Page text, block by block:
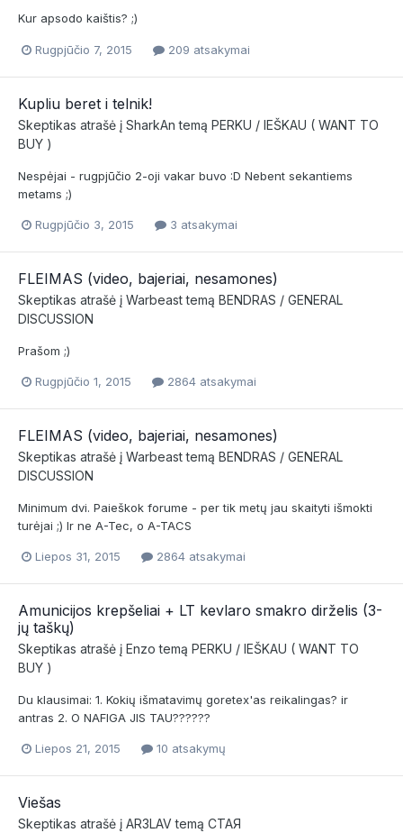
Kur apsodo kaištis? ;)
Rugpjūčio 7, 2015 209 atsakymai
Kupliu beret i telnik!
Skeptikas atrašė į SharkAn temą PERKU / IEŠKAU ( WANT TO
BUY )
Nespėjai - rugpjūčio 2-oji vakar buvo :D Nebent sekantiems
metams ;)
Rugpjūčio 3, 2015 3 atsakymai
FLEIMAS (video, bajeriai, nesamones)
Skeptikas atrašė į Warbeasttemą BENDRAS / GENERAL
DISCUSSION
Prašom ;)
Rugpjūčio 1, 2015 2864 atsakymai
FLEIMAS (video, bajeriai, nesamones)
Skeptikas atrašė į Warbeasttemą BENDRAS / GENERAL
DISCUSSION
Minimum dvi. Paieškok forume - per tik metų jau skaityti išmokti
turėjai ;) Ir ne A-Tec, o A-TACS
Liepos 31, 2015 2864 atsakymai
Amunicijos krepšeliai + LT kevlaro smakro dirželis (3-
jų taškų)
Skeptikas atrašė į Enzo temą PERKU / IEŠKAU ( WANT TO
BUY )
Du klausimai: 1. Kokių išmatavimų goretex'as reikalingas? ir
antras 2. O NAFIGA JIS TAU??????
Liepos 21, 2015 10 atsakymų
Viešas
Skeptikas atrašė į AR3LAVtemą СТАЯ